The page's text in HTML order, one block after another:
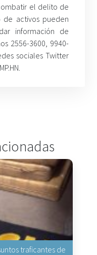
el delito de
activos pueden
información de
2556-3600, 9940-
sociales Twitter
traficantes de